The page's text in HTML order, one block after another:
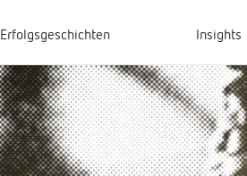
Erfolgsgeschichten Insights